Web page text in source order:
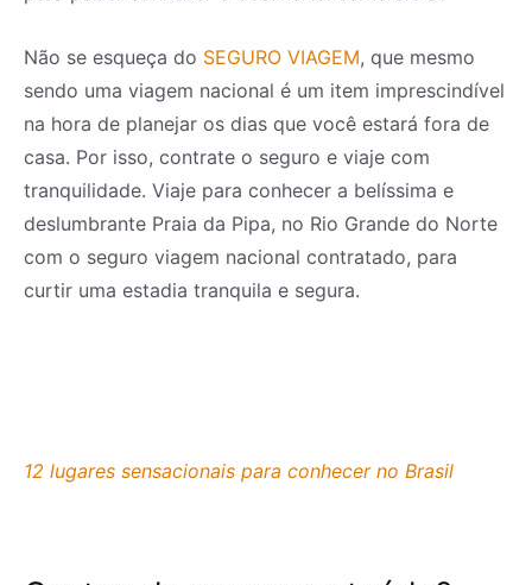
Não se esqueça do SEGURO VIAGEM, que mesmo
sendo uma viagem nacional é um item imprescindível
na hora de planejar os dias que você estará fora de
casa. Por isso, contrate o seguro e viaje com
tranquilidade. Viaje para conhecer a belíssima e
deslumbrante Praia da Pipa, no Rio Grande do Norte
com o seguro viagem nacional contratado, para
curtir uma estadia tranquila e segura.
12 lugares sensacionais para conhecer no Brasil